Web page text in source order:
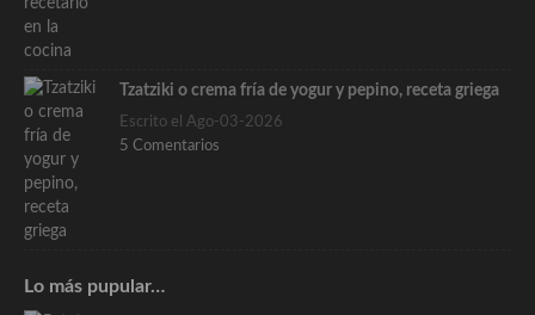
Tzatziki o crema fría de yogur y pepino, receta griega
Escrito el Ago-03-2026
5 Comentarios
Lo más pupular…